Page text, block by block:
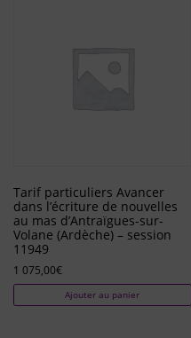
Tarif particuliers Avancer
dans l’écriture de nouvelles
au mas d’Antraïgues-sur-
Volane (Ardèche) – session
11949
1 075,00€
Ajouter au panier